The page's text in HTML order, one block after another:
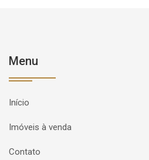
Menu
Início
Imóveis à venda
Contato